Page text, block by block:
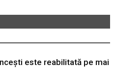
este reabilitată pe mai